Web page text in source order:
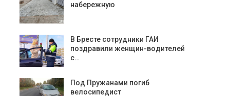
набережную
В Бресте сотрудники ГАИ
поздравили женщин-водителей
с…
Под Пружанами погиб
велосипедист